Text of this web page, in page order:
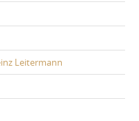
Leitermann